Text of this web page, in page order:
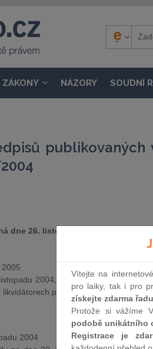
ZÁKONY NÁZORY SOUDNÍ
publikovaných
dne 26. listopadu 2004
2004, kterou se provádějí
pojistných událostí
2004
Vítejte na
pro laiky, tak i pro
získejte zdarma
Protože si vážíme
podobě unikátního
Registrace je